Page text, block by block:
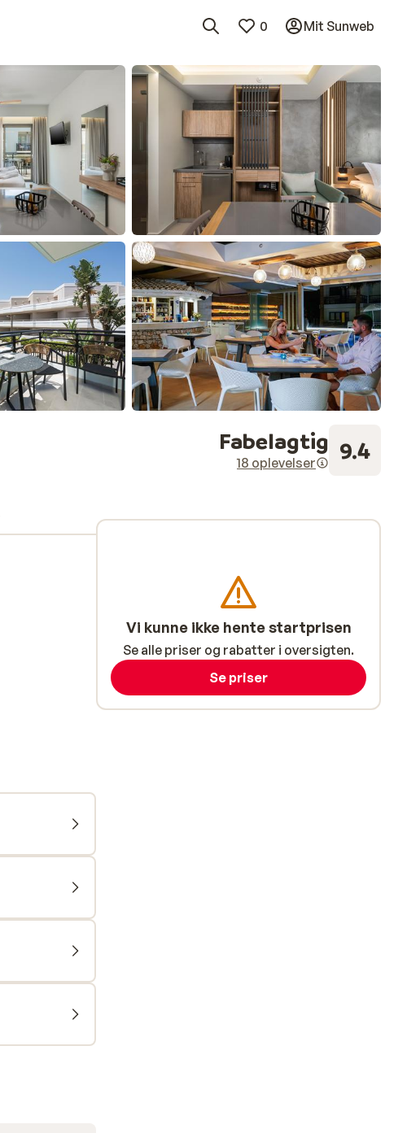
0 Mit Sunweb
Fabelagtig
18 oplevelser 9.4
Vi kunne ikke hente startprisen
Se alle priser og rabatter i oversigten.
Se priser